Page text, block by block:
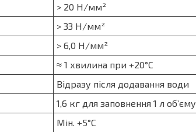
> 20 Н/мм²
> 33 Н/мм²
> 6,0 Н/мм²
≈ 1 хвилина при +20°C
Відразу після додавання води
1,6 кг для заповнення 1 л об’єму
Мін. +5°C